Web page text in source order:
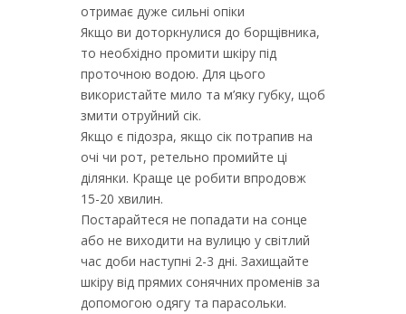
отримає дуже сильні опіки
Якщо ви доторкнулися до борщівника,
то необхідно промити шкіру під
проточною водою. Для цього
використайте мило та м’яку губку, щоб
змити отруйний сік.
Якщо є підозра, якщо сік потрапив на
очі чи рот, ретельно промийте ці
ділянки. Краще це робити впродовж
15-20 хвилин.
Постарайтеся не попадати на сонце
або не виходити на вулицю у світлий
час доби наступні 2-3 дні. Захищайте
шкіру від прямих сонячних променів за
допомогою одягу та парасольки.